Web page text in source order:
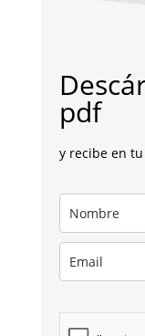
pdf
y recibe en